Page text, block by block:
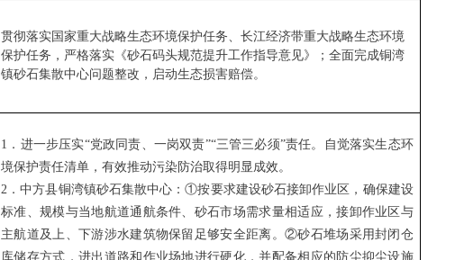
贯彻落实国家重大战略生态环境保护任务、长江经济带重大战略生态环境
保护任务，严格落实《砂石码头规范提升工作指导意见》；全面完成铜湾
镇砂石集散中心问题整改，启动生态损害赔偿。
1．进一步压实“党政同责、一岗双责”“三管三必须”责任。自觉落实生态环
境保护责任清单，有效推动污染防治取得明显成效。
2．中方县铜湾镇砂石集散中心：①按要求建设砂石接卸作业区，确保建设
标准、规模与当地航道通航条件、砂石市场需求量相适应，接卸作业区与
主航道及上、下游涉水建筑物保留足够安全距离。②砂石堆场采用封闭仓
库储存方式，进出道路和作业场地进行硬化，并配备相应的防尘抑尘设施